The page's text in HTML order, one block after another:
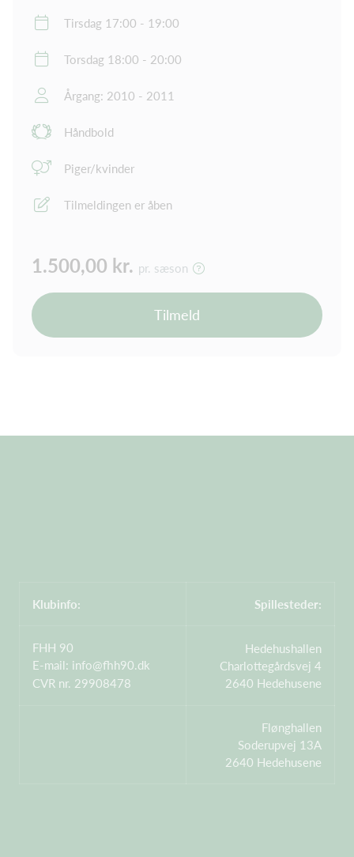
Tirsdag 17:00 - 19:00
Torsdag 18:00 - 20:00
Årgang: 2010 - 2011
Håndbold
Piger/kvinder
Tilmeldingen er åben
1.500,00 kr. pr. sæson
Tilmeld
Klubinfo: Spillesteder:
FHH 90
E-mail: info@fhh90.dk
CVR nr. 29908478
Hedehushallen
Charlottegårdsvej 4
2640 Hedehusene
Flønghallen
Soderupvej 13A
2640 Hedehusene